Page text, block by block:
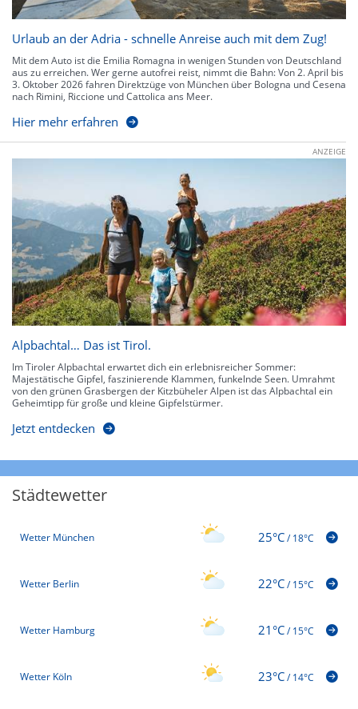
Urlaub an der Adria - schnelle Anreise auch mit dem Zug!
Mit dem Auto ist die Emilia Romagna in wenigen Stunden von Deutschland
aus zu erreichen. Wer gerne autofrei reist, nimmt die Bahn: Von 2. April bis
3. Oktober 2026 fahren Direktzüge von München über Bologna und Cesena
nach Rimini, Riccione und Cattolica ans Meer.
Hier mehr erfahren
ANZEIGE
Alpbachtal… Das ist Tirol.
Im Tiroler Alpbachtal erwartet dich ein erlebnisreicher Sommer:
Majestätische Gipfel, faszinierende Klammen, funkelnde Seen. Umrahmt
von den grünen Grasbergen der Kitzbüheler Alpen ist das Alpbachtal ein
Geheimtipp für große und kleine Gipfelstürmer.
Jetzt entdecken
Städtewetter
Wetter München 25°C/18°C
Wetter Berlin 22°C/15°C
Wetter Hamburg 21°C/15°C
Wetter Köln 23°C/14°C